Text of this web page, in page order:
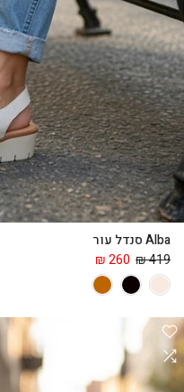
Alba סנדל עור
419 ₪
260 ₪